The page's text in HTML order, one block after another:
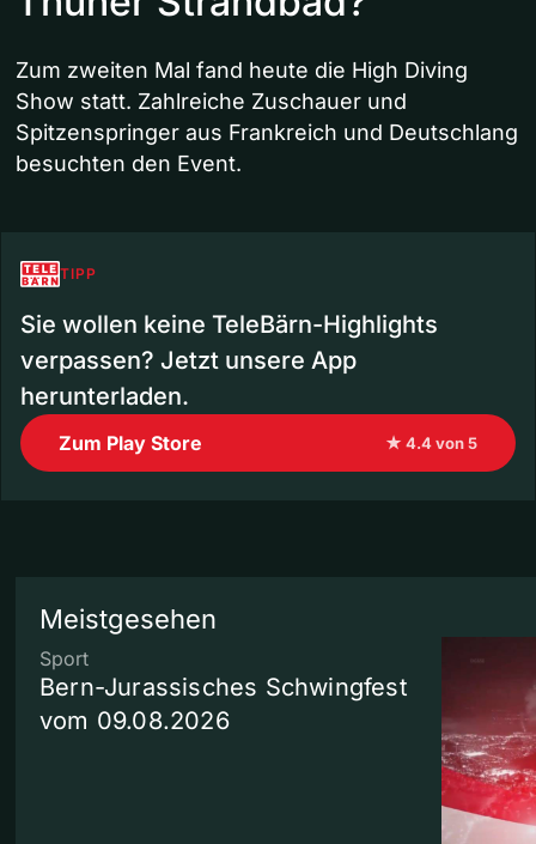
Zum zweiten Mal fand heute die High Diving
Show statt. Zahlreiche Zuschauer und
Spitzenspringer aus Frankreich und Deutschlang
besuchten den Event.
TIPP
Sie wollen keine TeleBärn-Highlights
verpassen? Jetzt unsere App
herunterladen.
Zum Play Store ★ 4.4 von 5
Meistgesehen
Sport
Bern-Jurassisches Schwingfest
vom 09.08.2026